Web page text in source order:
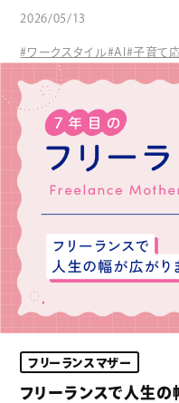
2026/05/13
#ワークスタイル#AI #子育て
フリーランスマザー
フリーランスで人生の